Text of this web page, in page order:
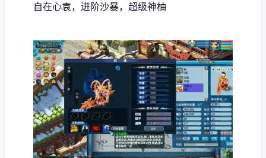
自在心袁，进阶沙暴，超级神柚